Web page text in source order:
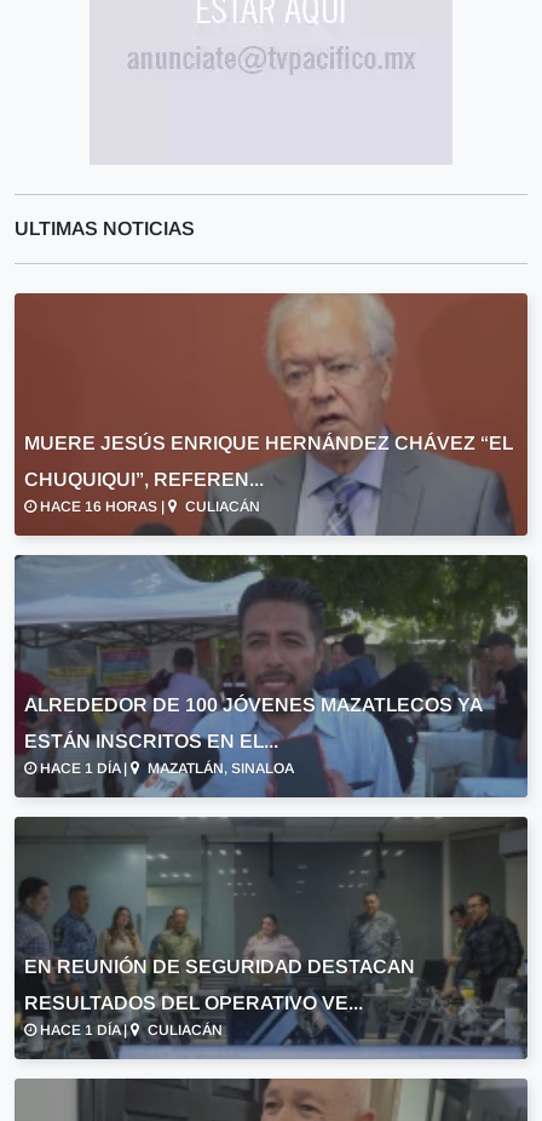
ULTIMAS NOTICIAS
MUERE JESÚS ENRIQUE HERNÁNDEZ CHÁVEZ “EL
CHUQUIQUI”, REFEREN...
HACE 16 HORAS | CULIACÁN
ALREDEDOR DE 100 JÓVENES MAZATLECOS YA
ESTÁN INSCRITOS EN EL...
HACE 1 DÍA | MAZATLÁN, SINALOA
EN REUNIÓN DE SEGURIDAD DESTACAN
RESULTADOS DEL OPERATIVO VE...
HACE 1 DÍA | CULIACÁN